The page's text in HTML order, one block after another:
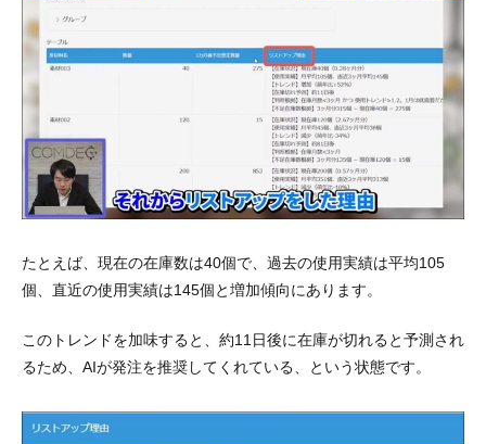
たとえば、現在の在庫数は40個で、過去の使用実績は平均105
個、直近の使用実績は145個と増加傾向にあります。
このトレンドを加味すると、約11日後に在庫が切れると予測され
るため、AIが発注を推奨してくれている、という状態です。